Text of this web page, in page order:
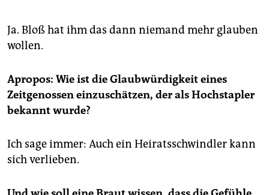
überzeugt, wurde aber vom Generalstaatsanwalt
ausgebremst.
Grabredner und Eisverkäufer Reiner Pfeiffer. Nach
Station beim
Weser-Report
wurde er vom Springer-
Verlag an die schleswig-holsteinische CDU vermittelt,
die ihn im Büro des Ministerpräsidenten als
Pfeiffer starb am 12. Augustin einem Pflegeheim in
Hambergen. Zuletzt hatte er als Kreditvermittler
Engholm-Aktionen(siehe Interview)bezog er vom
Ja. Bloß hat ihm das dann niemand mehr glauben
wollen.
Apropos: Wie ist die Glaubwürdigkeit eines
Zeitgenossen einzuschätzen, der als Hochstapler
bekannt wurde?
Ich sage immer: Auch ein Heiratsschwindler kann
sich verlieben.